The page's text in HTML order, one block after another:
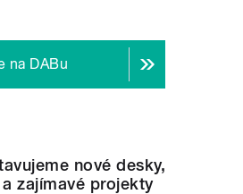
na DABu
nové desky,
zajímavé projekty